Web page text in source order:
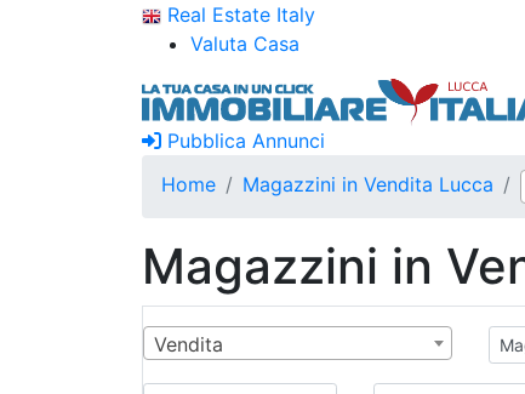
Real Estate Italy
Valuta Casa
Pubblica Annunci
Home
Magazzini in Vendita Lucca
Magazzini in
Vendita